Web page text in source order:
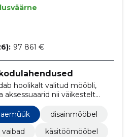
97 861 €
hoolikalt valitud mööbli,
aksessuaarid nii väikestelt
kui ka tuntud brändidelt.
personaalset nõustamist, et
lihtsaks ja nauditavaks.
disainmööbel
vaibad
käsitöömööbel